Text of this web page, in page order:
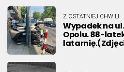
Z OSTATNIEJ CHWILI
Wypadek na
Opolu. 88-